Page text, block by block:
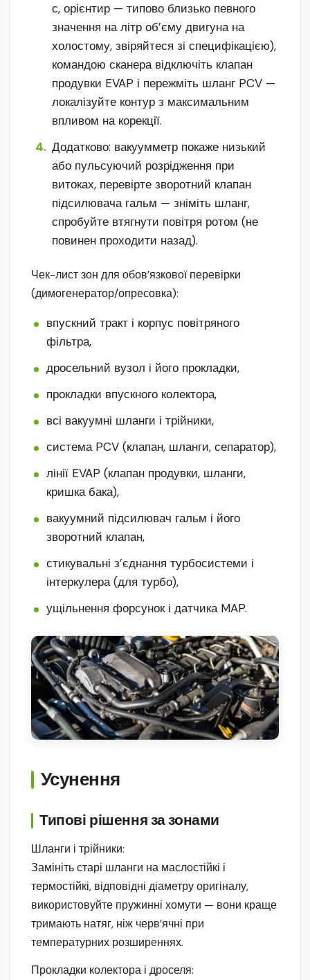
с, орієнтир — типово близько певного
значення на літр об’єму двигуна на
холостому, звіряйтеся зі специфікацією),
командою сканера відключіть клапан
продувки EVAP і пережміть шланг PCV —
локалізуйте контур з максимальним
впливом на корекції.
Додатково: вакуумметр покаже низький
або пульсуючий розрідження при
витоках, перевірте зворотний клапан
підсилювача гальм — зніміть шланг,
спробуйте втягнути повітря ротом (не
повинен проходити назад).
Чек-лист зон для обов’язкової перевірки
(димогенератор/опресовка):
впускний тракт і корпус повітряного
фільтра,
дросельний вузол і його прокладки,
прокладки впускного колектора,
всі вакуумні шланги і трійники,
система PCV (клапан, шланги, сепаратор),
лінії EVAP (клапан продувки, шланги,
кришка бака),
вакуумний підсилювач гальм і його
зворотний клапан,
стикувальні з’єднання турбосистеми і
інтеркулера (для турбо),
ущільнення форсунок і датчика MAP.
Усунення
Типові рішення за зонами
Шланги і трійники:
Замініть старі шланги на маслостійкі і
термостійкі, відповідні діаметру оригіналу,
використовуйте пружинні хомути — вони краще
тримають натяг, ніж черв’ячні при
температурних розширеннях.
Прокладки колектора і дроселя: